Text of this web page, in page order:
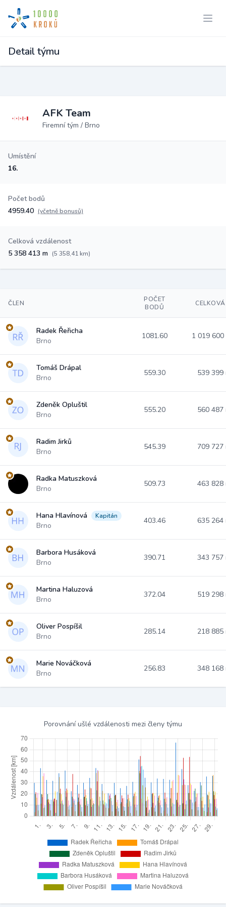
Detail týmu
AFK Team
Firemní tým / Brno
Umístění
16.
Počet bodů
4959.40 (včetně bonusů)
Celková vzdálenost
5 358 413 m (5 358,41 km)
ČLEN
POČET
BODŮ
Radek Řeřicha
Brno
1081.60 1 019
Tomáš Drápal
Brno
559.30 539
Zdeněk Opluštil
Brno
555.20 560
Radim Jirků
Brno
545.39 709
Radka Matuszková
Brno
509.73 463
Hana Hlavínová Kapitán
Brno
403.46 635
Barbora Husáková
Brno
390.71 343
Martina Haluzová
Brno
372.04 519
Oliver Pospíšil
Brno
285.14 218
Marie Nováčková
Brno
256.83 348
Porovnání ušlé vzdálenosti mezi členy týmu